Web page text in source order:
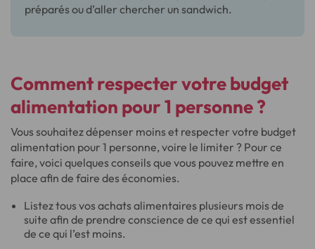
préparés ou d’aller chercher un sandwich.
Comment respecter votre budget
alimentation pour 1 personne ?
Vous souhaitez dépenser moins et respecter votre budget
alimentation pour 1 personne, voire le limiter ? Pour ce
faire, voici quelques conseils que vous pouvez mettre en
place afin de faire des économies.
Listez tous vos achats alimentaires plusieurs mois de
suite afin de prendre conscience de ce qui est essentiel
de ce qui l’est moins.